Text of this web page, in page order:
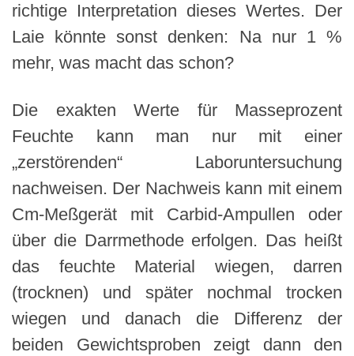
richtige Interpretation dieses Wertes. Der
Laie könnte sonst denken: Na nur 1 %
mehr, was macht das schon?
Die exakten Werte für Masseprozent
Feuchte kann man nur mit einer
„zerstörenden“ Laboruntersuchung
nachweisen. Der Nachweis kann mit einem
Cm-Meßgerät mit Carbid-Ampullen oder
über die Darrmethode erfolgen. Das heißt
das feuchte Material wiegen, darren
(trocknen) und später nochmal trocken
wiegen und danach die Differenz der
beiden Gewichtsproben zeigt dann den